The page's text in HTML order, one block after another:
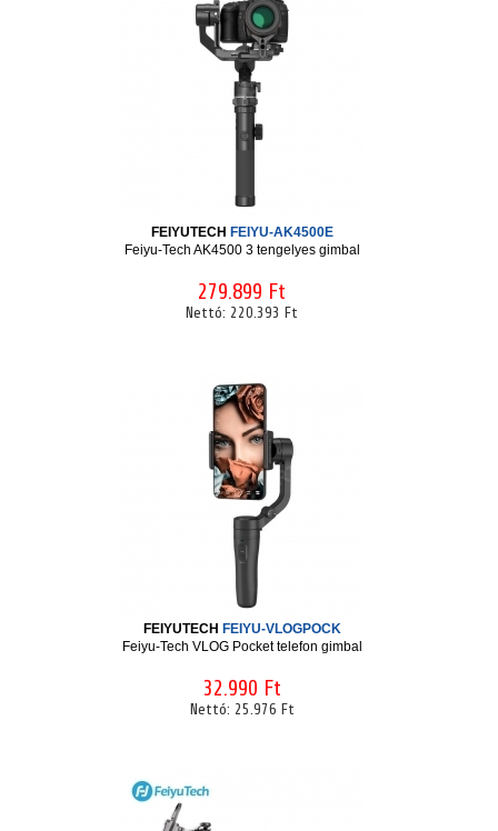
FEIYUTECH FEIYU-AK4500E
Feiyu-Tech AK4500 3 tengelyes gimbal
279.899 Ft
Nettó: 220.393 Ft
FEIYUTECH FEIYU-VLOGPOCK
Feiyu-Tech VLOG Pocket telefon gimbal
32.990 Ft
Nettó: 25.976 Ft